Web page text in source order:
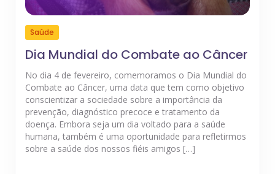
Saúde
Dia Mundial do Combate ao Câncer
No dia 4 de fevereiro, comemoramos o Dia Mundial do
Combate ao Câncer, uma data que tem como objetivo
conscientizar a sociedade sobre a importância da
prevenção, diagnóstico precoce e tratamento da
doença. Embora seja um dia voltado para a saúde
humana, também é uma oportunidade para refletirmos
sobre a saúde dos nossos fiéis amigos […]